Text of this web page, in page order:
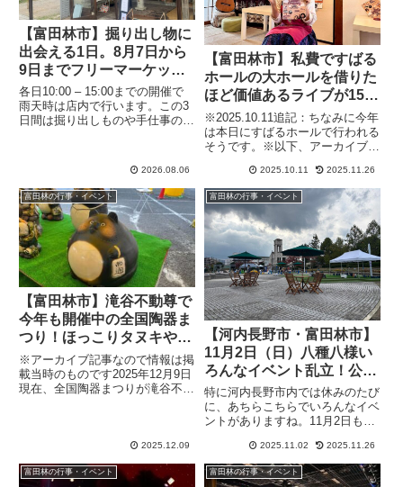
【富田林市】掘り出し物に
出会える1日。8月7日から
9日までフリーマーケット
in 暮らしと手仕事の店 / 日
ヨリを開催します
各日10:00 – 15:00までの開催で
雨天時は店内で行います。この3
日間は掘り出しものや手仕事の
年に一回の企画のためフリーマー
ケットもSALEもこの3日間だ毛
の開催です。内容は...
2026.08.06
【富田林市】私費ですばる
ホールの大ホールを借りた
ほど価値あるライブが15日
に！カルチャークルージン
グ（2023年10月11日アー
カイブ）
※2025.10.11追記：ちなみに今年
は本日にすばるホールで行われる
そうです。※以下、アーカイブ記
す先日河内長野の秋祭りが終わり
ましたが、次はいよいよ富田林の
秋祭りですね。富田林は錦織神社
を中心とした地区と美...
2025.10.11 2025.11.26
富田林の行事・イベント
【富田林市】滝谷不動尊で
今年も開催中の全国陶器ま
つり！ほっこりタヌキやセ
ンスの良い焼き物勢ぞろい
（2022年12月09日 アーカ
イブ）
※アーカイブ記事なので情報は掲
載当時のものです2025年12月9日
現在、全国陶器まつりが滝谷不動
がっかりしていた、滝谷不動尊で
2025.12.09
富田林の行事・イベント
【河内長野市・富田林市】
11月2日（日）八種八様い
ろんなイベント乱立！公共
交通と徒歩で8カ所巡回し
てみました。(オリジナ
ル）
特に河内長野市内では休みのたび
に、あちらこちらでいろんなイベ
ントがありますね。11月2日もそ
(赤線は徒歩、黒線は電車、青線
はバス）当初は駅フェス千代田と
かかしフェスティバルが同じ日に
2025.11.02 2025.11.26
富田林の行事・イベント 富田林の行事・イベント